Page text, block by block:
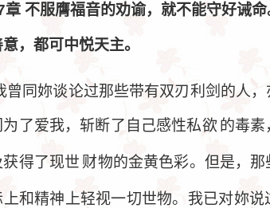
章 不服膺福音的劝谕，就不能守好诫
，都可中悦天主。
曾同妳谈论过那些带有双刃利剑的人
为了爱我，斩断了自己感性私欲 的毒素
获得了现世 财物的金黄色彩。但是，
上和精神上轻视一切世物。我已对妳